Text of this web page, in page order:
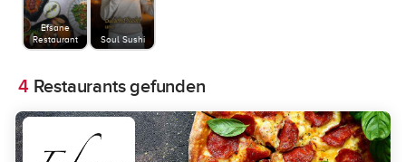
Efsane
Restaurant
Soul Sushi
4 Restaurants gefunden